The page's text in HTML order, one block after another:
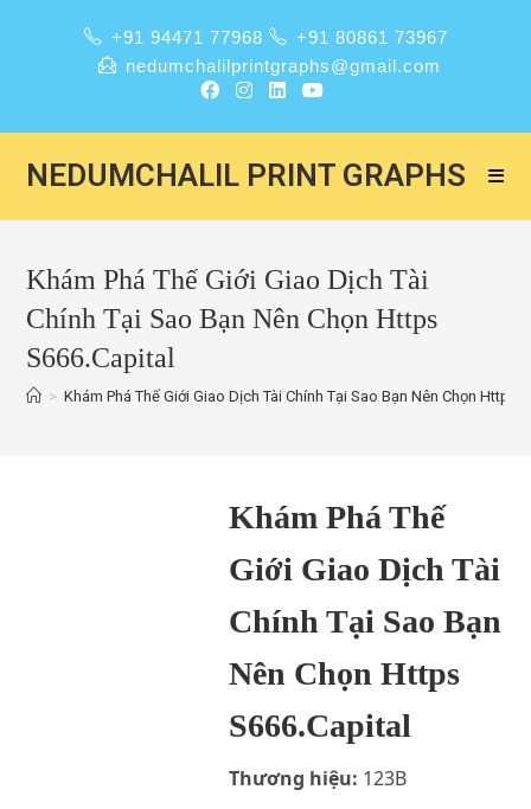
+91 94471 77968
+91 80861 73967
nedumchalilprintgraphs@gmail.com
NEDUMCHALIL PRINT GRAPHS
Khám Phá Thế Giới Giao Dịch Tài
Chính Tại Sao Bạn Nên Chọn Https
S666.Capital
> Khám Phá Thế Giới Giao Dịch Tài Chính Tại Sao Bạn Nên Chọn Https
Khám Phá Thế
Giới Giao Dịch Tài
Chính Tại Sao Bạn
Nên Chọn Https
S666.Capital
Thương hiệu: 123B